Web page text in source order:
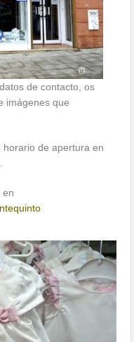
de contacto, os
imágenes que
horario de apertura en
en